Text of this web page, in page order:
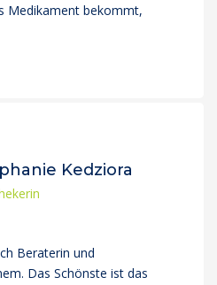
Medikament bekommt,
Kedziora
Beraterin und
Das Schönste ist das